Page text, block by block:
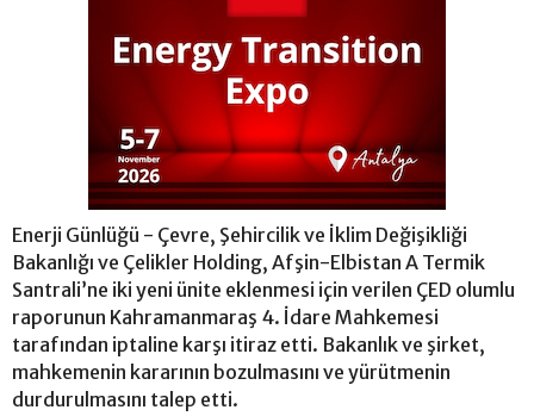
Enerji Günlüğü - Çevre, Şehircilik ve İklim Değişikliği
Bakanlığı ve Çelikler Holding, Afşin-Elbistan A Termik
Santrali’ne iki yeni ünite eklenmesi için verilen ÇED olumlu
raporunun Kahramanmaraş 4. İdare Mahkemesi
tarafından iptaline karşı itiraz etti. Bakanlık ve şirket,
mahkemenin kararının bozulmasını ve yürütmenin
durdurulmasını talep etti.